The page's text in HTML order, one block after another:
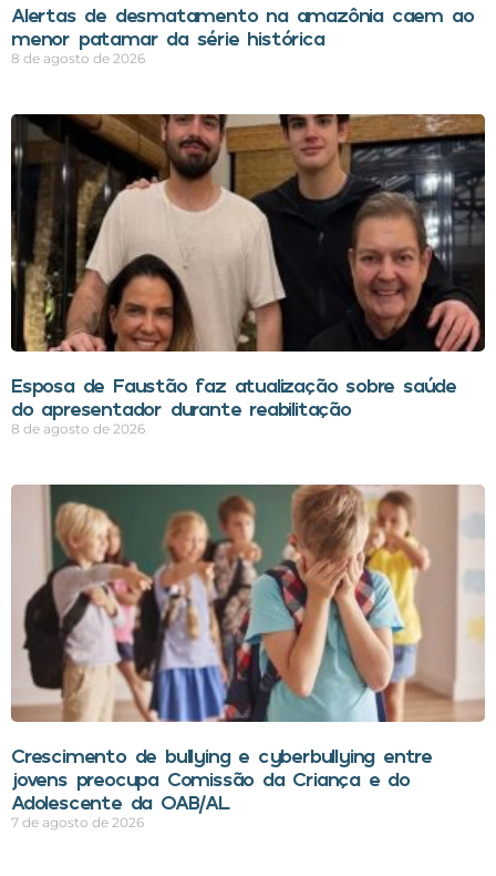
Alertas de desmatamento na amazônia caem ao
menor patamar da série histórica
8 de agosto de 2026
Esposa de Faustão faz atualização sobre saúde
do apresentador durante reabilitação
8 de agosto de 2026
Crescimento de bullying e cyberbullying entre
jovens preocupa Comissão da Criança e do
Adolescente da OAB/AL
7 de agosto de 2026